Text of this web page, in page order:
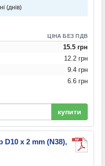
(днів)
ЦІНА БЕЗ ПДВ
15.5 грн
12.2 грн
9.4 грн
6.6 грн
купити
D10 x 2 mm (N38),